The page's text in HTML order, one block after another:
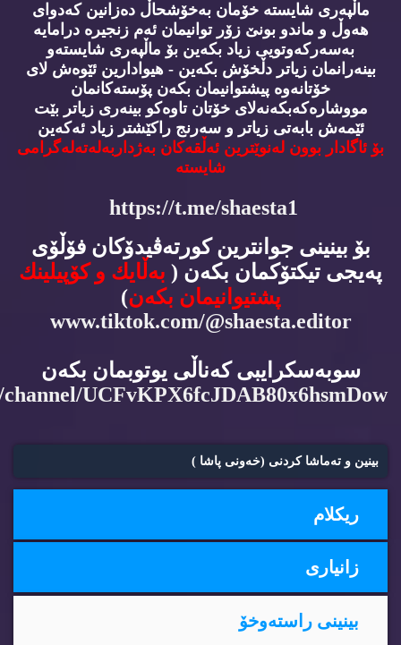
ماڵپه‌ری شایسته‌ خۆمان به‌خۆشحاڵ ده‌زانین كه‌دوای
هه‌وڵ و ماندو بونێ زۆر توانیمان ئه‌م زنجیره‌ درامایه‌
به‌سه‌ركه‌وتویی زیاد بكه‌ین بۆ ماڵپه‌ری شایسته‌و
بینه‌رانمان زیاتر دڵخۆش بكه‌ین - هیوادارین ئێوه‌ش لای
خۆتانه‌وه‌ پیشتوانیمان بكه‌ن پۆسته‌كانمان
مووشاره‌كه‌بكه‌نه‌لای خۆتان تاوه‌كو بینه‌ری زیاتر بێت
ئێمه‌ش بابه‌تی زیاتر و سه‌رنج راكێشتر زیاد ئه‌كه‌ین
بۆ ئاگادار بوون له‌نوێترین ئه‌ڵقه‌كان به‌ژداربه‌له‌ته‌له‌گرامی
شایسته‌
https://t.me/shaesta1
بۆ بینینی جوانترین كورته‌ڤیدۆكان فۆڵۆی
په‌یجی تیكتۆكمان بكه‌ن ( به‌ڵایك و كۆپیلینك
پشتیوانیمان بكه‌ن)
www.tiktok.com/@shaesta.editor
سوبه‌سكرایبی كه‌ناڵی یوتوبمان بكه‌ن
UCFvKPX6fcJDAB80x6hsmDow
بینین و ته‌ماشا كردنی (خه‌ونی پاشا )
ریكلام
زانیاری
بینینی راسته‌وخۆ